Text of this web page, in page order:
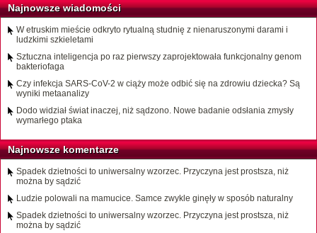
Najnowsze wiadomości
W etruskim mieście odkryto rytualną studnię z nienaruszonymi darami i
ludzkimi szkieletami
Sztuczna inteligencja po raz pierwszy zaprojektowała funkcjonalny genom
bakteriofaga
Czy infekcja SARS-CoV-2 w ciąży może odbić się na zdrowiu dziecka? Są
wyniki metaanalizy
Dodo widział świat inaczej, niż sądzono. Nowe badanie odsłania zmysły
wymarłego ptaka
Najnowsze komentarze
Spadek dzietności to uniwersalny wzorzec. Przyczyna jest prostsza, niż
można by sądzić
Ludzie polowali na mamucice. Samce zwykle ginęły w sposób naturalny
Spadek dzietności to uniwersalny wzorzec. Przyczyna jest prostsza, niż
można by sądzić